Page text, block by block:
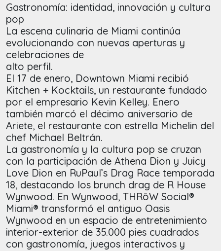
Gastronomía: identidad, innovación y cultura
pop
La escena culinaria de Miami continúa
evolucionando con nuevas aperturas y
celebraciones de
alto perfil.
El 17 de enero, Downtown Miami recibió
Kitchen + Kocktails, un restaurante fundado
por el empresario Kevin Kelley. Enero
también marcó el décimo aniversario de
Ariete, el restaurante con estrella Michelin del
chef Michael Beltrán.
La gastronomía y la cultura pop se cruzan
con la participación de Athena Dion y Juicy
Love Dion en RuPaul’s Drag Race temporada
18, destacando los brunch drag de R House
Wynwood. En Wynwood, THRōW Social®
Miami® transformó el antiguo Oasis
Wynwood en un espacio de entretenimiento
interior-exterior de 35.000 pies cuadrados
con gastronomía, juegos interactivos y